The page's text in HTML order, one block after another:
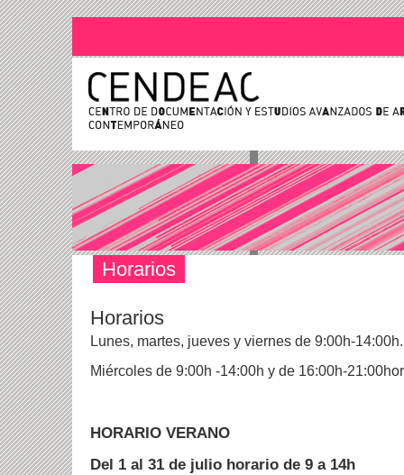
Horarios
Horarios
Lunes, martes, jueves y viernes de 9:00h-
Miércoles de 9:00h -14:00h y de 16:00h-
HORARIO VERANO
Del 1 al 31 de julio horario de 9 a 14h